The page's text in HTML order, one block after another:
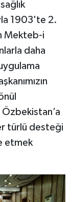
1903'te 2.
Mekteb-i
daha
türlü desteği
etmek